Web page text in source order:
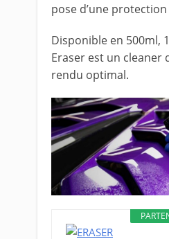
pose d’une
Disponible en 500ml,
Eraser est un cleaner
rendu optimal.